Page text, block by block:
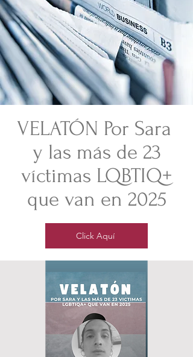
VELATÓN Por Sara
y las más de 23
víctimas LQBTIQ+
que van en 2025
Click Aquí